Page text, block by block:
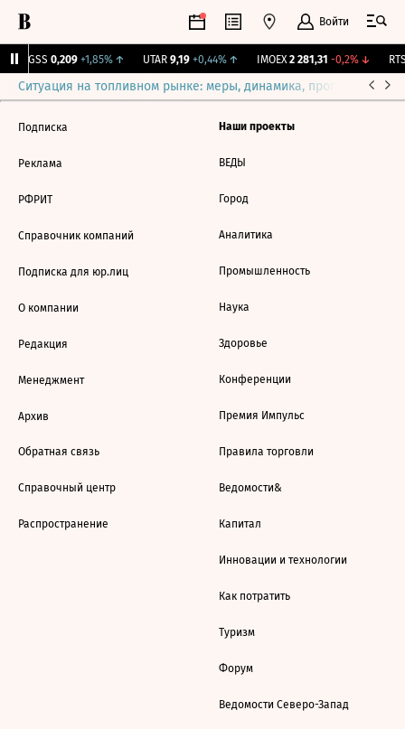
Войти
RGSS 0,209 +1,85%↑ UTAR 9,19 +0,44%↑ IMOEX 2 281,31 -0,2%↓ RTSI
Ситуация на топливном рынке: меры, динамика, прогнозы
Подписка
Реклама
РФРИТ
Справочник компаний
Подписка для юр.лиц
О компании
Редакция
Менеджмент
Архив
Обратная связь
Справочный центр
Распространение
Наши проекты
ВЕДЫ
Город
Аналитика
Промышленность
Наука
Здоровье
Конференции
Премия Импульс
Правила торговли
Ведомости&
Капитал
Инновации и технологии
Как потратить
Туризм
Форум
Ведомости Северо-Запад